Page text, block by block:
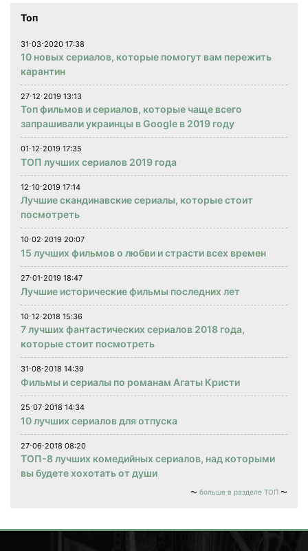
Топ
31⋅03⋅2020 17:38
10 новых сериалов, которые помогут вам пережить
карантин
27⋅12⋅2019 13:13
Топ фильмов и сериалов, которые чаще всего
запрашивали украинцы в Google в 2019 году
01⋅12⋅2019 17:35
ТОП лучших сериалов 2019 года
12⋅10⋅2019 17:14
Лучшие скандинавские сериалы, которые стоит
посмотреть
10⋅02⋅2019 20:07
15 лучших фильмов о любви и страсти всех времен
27⋅01⋅2019 18:47
Лучшие исторические фильмы последних лет
10⋅12⋅2018 15:36
7 лучших фантастических сериалов 2018 года,
которые стоит посмотреть
31⋅08⋅2018 14:39
Фильмы и сериалы по романам Агаты Кристи
25⋅07⋅2018 14:34
10 лучших сериалов для отпуска
27⋅06⋅2018 08:20
ТОП-8 лучших комедийных сериалов, над которыми
вы будете хохотать от души
больше в разделе ТОП